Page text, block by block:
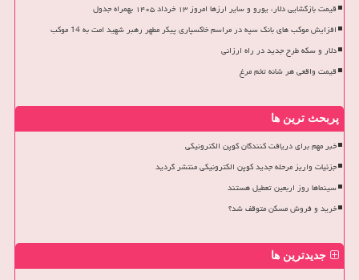
قیمت بازگشایی دلار، یورو و سایر ارزها امروز ۱۳ خرداد ۱۴۰۵ بهمراه جدول
افزایش موکب های بانک سپه در مراسم خاکسپاری پیکر مطهر رهبر شهید امت به 14 موکب
دلار و سکه طرح جدید در راه ارزانی
قیمت واقعی هر شانه تخم مرغ
پربحث ترین ها
خبر مهم برای دریافت کنندگان کوپن الکترونیکی
جزئیات واریز مرحله جدید کوپن الکترونیکی منتشر گردید
سینماها روز اربعین تعطیل هستند
خرید و فروش مسکن متوقف شد؟
جدیدترین ها